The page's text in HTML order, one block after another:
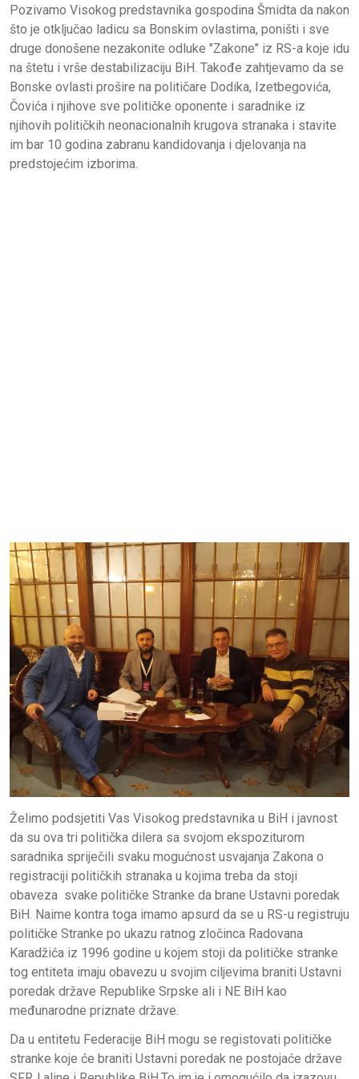
Pozivamo Visokog predstavnika gospodina Šmidta da nakon
što je otključao ladicu sa Bonskim ovlastima, poništi i sve
druge donošene nezakonite odluke "Zakone" iz RS-a koje idu
na štetu i vrše destabilizaciju BiH. Takođe zahtjevamo da se
Bonske ovlasti prošire na političare Dodika, Izetbegovića,
Čovića i njihove sve političke oponente i saradnike iz
njihovih političkih neonacionalnih krugova stranaka i stavite
im bar 10 godina zabranu kandidovanja i djelovanja na
predstojećim izborima.
Želimo podsjetiti Vas Visokog predstavnika u BiH i javnost
da su ova tri politička dilera sa svojom ekspoziturom
saradnika spriječili svaku mogućnost usvajanja Zakona o
registraciji političkih stranaka u kojima treba da stoji
obaveza svake političke Stranke da brane Ustavni poredak
BiH. Naime kontra toga imamo apsurd da se u RS-u registruju
političke Stranke po ukazu ratnog zločinca Radovana
Karadžića iz 1996 godine u kojem stoji da političke stranke
tog entiteta imaju obavezu u svojim ciljevima braniti Ustavni
poredak države Republike Srpske ali i NE BiH kao
međunarodne priznate države.
Da u entitetu Federacije BiH mogu se registovati političke
stranke koje će braniti Ustavni poredak ne postojaće države